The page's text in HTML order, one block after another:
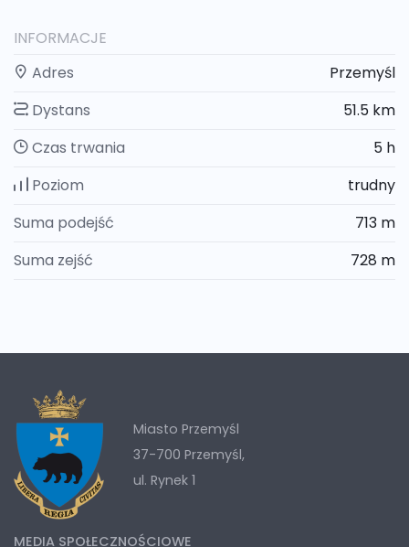
INFORMACJE
Adres
Przemyśl
Dystans
51.5 km
Czas trwania
5 h
Poziom
trudny
Suma podejść
713 m
Suma zejść
728 m
Miasto Przemyśl
37-700 Przemyśl,
ul. Rynek 1
MEDIA SPOŁECZNOŚCIOWE